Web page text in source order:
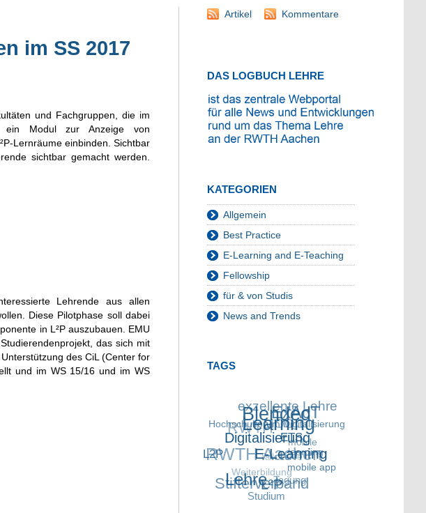
im SS 2017
und Fachgruppen, die im
ein Modul zur Anzeige von
Lernräume einbinden. Sichtbar
sichtbar gemacht werden.
Lehrende aus allen
Diese Pilotphase soll dabei
in L²P auszubauen. EMU
das sich mit
des CiL (Center for
und im WS 15/16 und im WS
Artikel Kommentare
DAS LOGBUCH LEHRE
KATEGORIEN
Allgemein
Best Practice
E-Learning and E-Teaching
Fellowship
für & von Studis
News and Trends
TAGS
Blended
Learning
Digitalisierung
E-Learning
ETS
ExAcT
exzellente Lehre
Hochschulforum
Digitalisierung
L2P
LehreL²P
mobile app
mobile
learning
MOOC
RWTH
RWTH Aachen
Stifterverband
Studium
Tagung
Talk Lehre
Weiterbildung